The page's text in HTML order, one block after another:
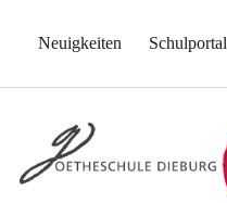
Neuigkeiten Schulportal